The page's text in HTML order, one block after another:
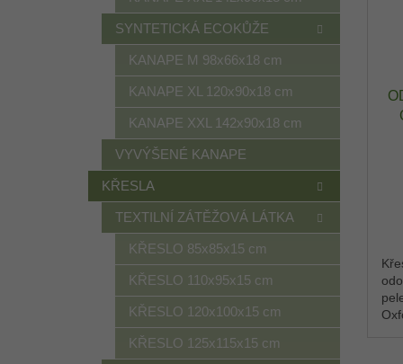
SYNTETICKÁ ECOKŮŽE
KANAPE M 98x66x18 cm
KANAPE XL 120x90x18 cm
KANAPE XXL 142x90x18 cm
VYVÝŠENÉ KANAPE
KŘESLA
TEXTILNÍ ZÁTĚŽOVÁ LÁTKA
KŘESLO 85x85x15 cm
KŘESLO 110x95x15 cm
KŘESLO 120x100x15 cm
KŘESLO 125x115x15 cm